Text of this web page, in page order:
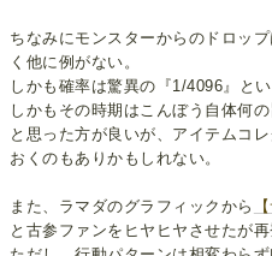
ちなみにモンスターからのドロッ
く他に例がない。
しかも確率は驚異の『1/4096』と
しかもその時期はこんぼう自体何
と思った方が良いが、アイテムコ
おくのもありかもしれない。
また、ラマダのグラフィックから
と古参ファンをヒヤヒヤさせたが